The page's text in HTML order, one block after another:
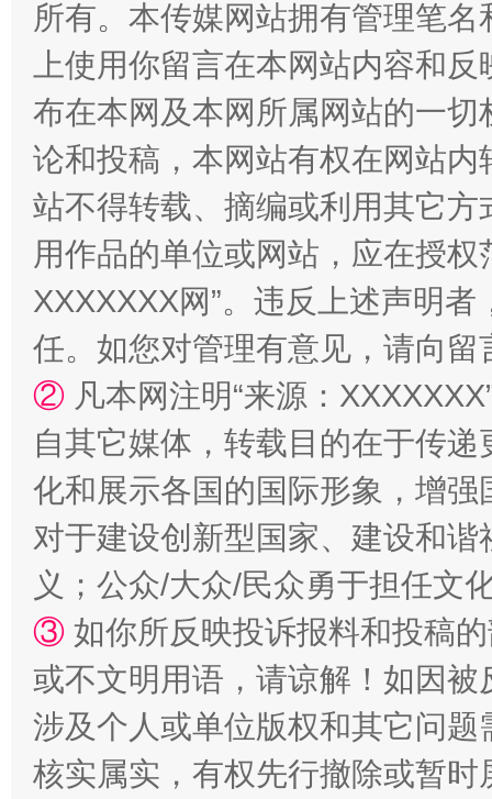
“蜀中异人”王建安的艺术幻境
完善运行机制助力责任有效落实 一纸欠
所有。本传媒网站拥有管理笔
上使用你留言在本网站内容和
布在本网及本网所属网站的一
论和投稿，本网站有权在网站
站不得转载、摘编或利用其它
用作品的单位或网站，应在授
XXXXXXX网”。违反上述声明
任。如您对管理有意见，请向
② 凡本网注明“来源：
自其它媒体，转载目的在于传
化和展示各国的国际形象，增
对于建设创新型国家、建设和
义；公众/大众/民众勇于担任文
③ 如你所反映投诉报料和投稿
或不文明用语，请谅解！如因
涉及个人或单位版权和其它问题
核实属实，有权先行撤除或暂